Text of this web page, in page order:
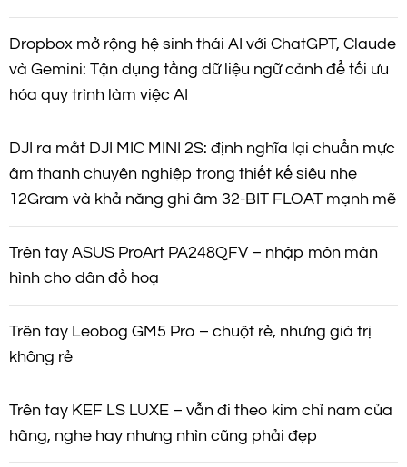
Dropbox mở rộng hệ sinh thái AI với ChatGPT, Claude
và Gemini: Tận dụng tầng dữ liệu ngữ cảnh để tối ưu
hóa quy trình làm việc AI
DJI ra mắt DJI MIC MINI 2S: định nghĩa lại chuẩn mực
âm thanh chuyên nghiệp trong thiết kế siêu nhẹ
12Gram và khả năng ghi âm 32-BIT FLOAT mạnh mẽ
Trên tay ASUS ProArt PA248QFV – nhập môn màn
hình cho dân đồ hoạ
Trên tay Leobog GM5 Pro – chuột rẻ, nhưng giá trị
không rẻ
Trên tay KEF LS LUXE – vẫn đi theo kim chỉ nam của
hãng, nghe hay nhưng nhìn cũng phải đẹp